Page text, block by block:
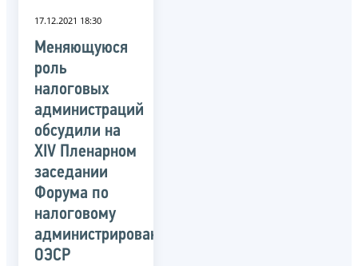
17.12.2021 18:30
Меняющуюся
роль
налоговых
администраций
обсудили на
XIV Пленарном
заседании
Форума по
налоговому
администрированию
ОЭСР